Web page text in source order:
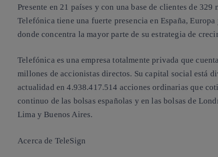
Presente en 21 países y con una base de clientes de 329
Telefónica tiene una fuerte presencia en España,
donde concentra la mayor parte de su estrategia de
Telefónica es una empresa totalmente privada que
millones de accionistas directos. Su capital social está
actualidad en 4.938.417.514 acciones ordinarias que
continuo de las bolsas españolas y en las bolsas de
Lima y Buenos Aires.
Acerca de TeleSign